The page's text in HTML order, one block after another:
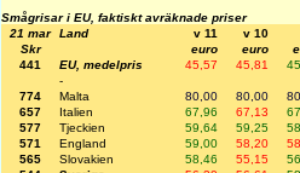
Smågrisar i EU, faktiskt avräknade priser
21 mar
Land v 11
v 10
Skr
euro euro
441
EU, medelpris 45,57 45,81
-
774
Malta 80,00 80,00
657
Italien 67,96 67,13
577
Tjeckien 59,64 59,25
571
England 59,00 58,20
565
Slovakien 58,46 55,15